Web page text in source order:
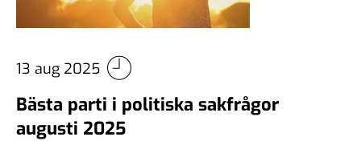
13 aug 2025
Bästa parti i politiska sakfrågor
augusti 2025